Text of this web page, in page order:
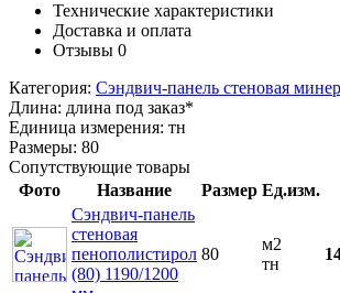
Технические характеристики
Доставка и оплата
Отзывы 0
Категория: Сэндвич-панель стеновая
Длина: длина под заказ*
Единица измерения: тн
Размеры: 80
Сопутствующие товары
Фото
Название Размер Ед.изм.
Сэндвич-панель
стеновая
пенополистирол
(80) 1190/1200
80
м2
тн